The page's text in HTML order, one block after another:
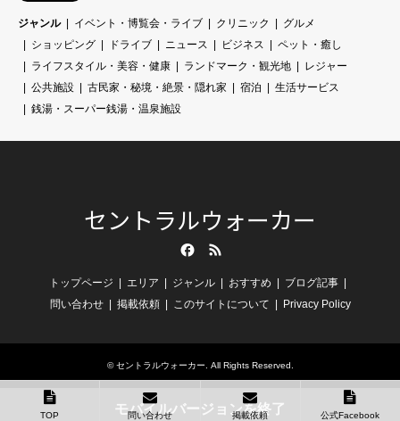
ジャンル イベント・博覧会・ライブ クリニック
グルメ
ショッピング
ドライブ ニュース ビジネス
ペット・癒し
ライフスタイル・美容・健康
ランドマーク・観光地
レジャー
公共施設
古民家・秘境・絶景・隠れ家 宿泊
生活サービス
銭湯・スーパー銭湯・温泉施設
セントラルウォーカー
トップページ エリア ジャンル おすすめ
ブログ記事
問い合わせ
掲載依頼 このサイトについて Privacy Policy
©セントラルウォーカー . All Rights Reserved.
TOP 問い合わせ 掲載依頼 公式Facebook
モバイルバージョンを終了